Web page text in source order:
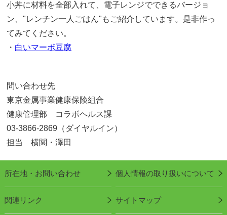
小丼に材料を全部入れて、電子レンジでできるバージョ
ン、"レンチン一人ごはん"もご紹介しています。是非作っ
てみてください。
・ 白いマーボ豆腐
問い合わせ先
東京金属事業健康保険組合
健康管理部 コラボヘルス課
03-3866-2869（ダイヤルイン）
担当 横関・澤田
所在地・お問い合わせ 個人情報の取り扱いについて
関連リンク サイトマップ